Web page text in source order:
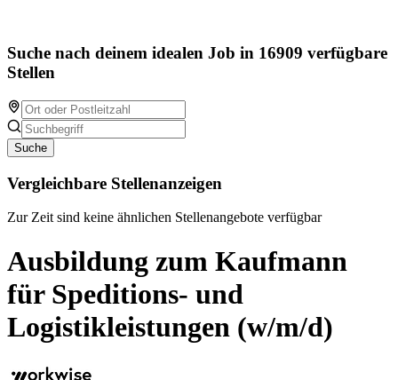
Suche nach deinem idealen Job in 16909 verfügbare
Stellen
Suche
Vergleichbare Stellenanzeigen
Zur Zeit sind keine ähnlichen Stellenangebote verfügbar
Ausbildung zum Kaufmann
für Speditions- und
Logistikleistungen (w/m/d)